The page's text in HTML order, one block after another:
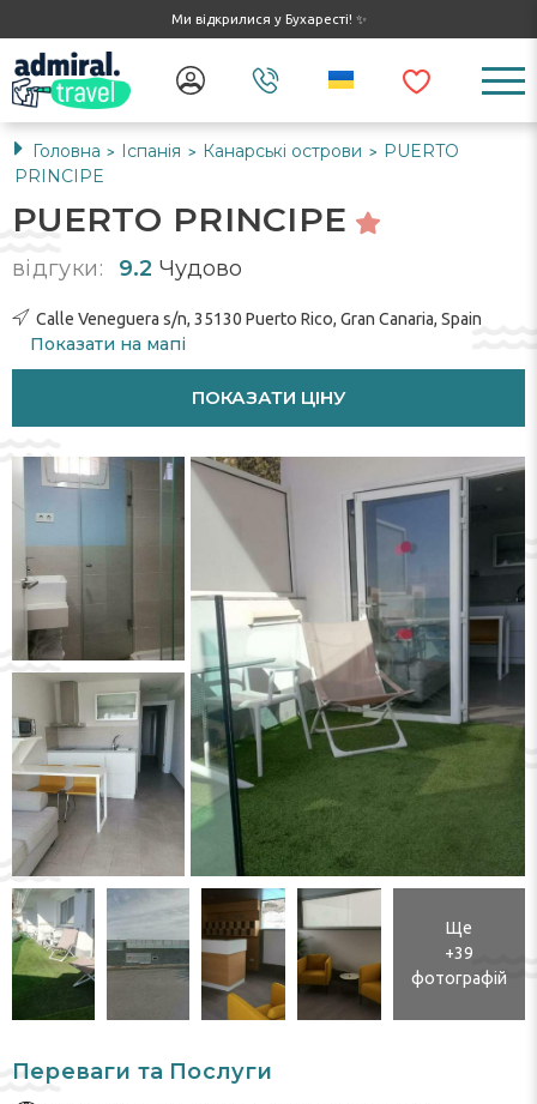
Ми відкрилися у Бухаресті! ✨
Головна > Іспанія > Канарські острови >
PUERTO
PRINCIPE
PUERTO PRINCIPE
відгуки: 9.2 Чудово
Calle Veneguera s/n, 35130 Puerto Rico, Gran Canaria, Spain
Показати на мапі
ПОКАЗАТИ ЦІНУ
Ще
+39
фотографій
Переваги та Послуги